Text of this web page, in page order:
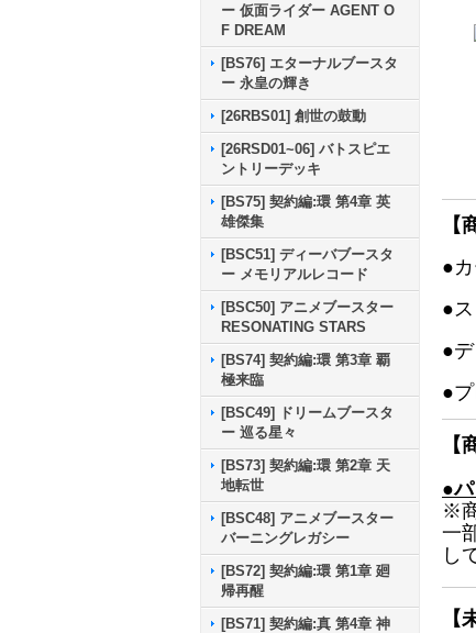
ー 仮面ライダー AGENT O
F DREAM
[BS76] エターナルブースタ
ー 永皇の輝き
[26RBS01] 創世の鼓動
[26RSD01~06] バトスピエ
ントリーデッキ
[BS75] 契約編:環 第4章 英
雄傑集
[BSC51] ディーバブースタ
ー メモリアルレコード
[BSC50] アニメブースター
RESONATING STARS
[BS74] 契約編:環 第3章 覇
極来臨
[BSC49] ドリームブースタ
ー 巡る星々
[BS73] 契約編:環 第2章 天
地転世
[BSC48] アニメブースター
バーニングレガシー
[BS72] 契約編:環 第1章 廻
帰再醒
[BS71] 契約編:真 第4章 神
【
●
●
●
●
【
●
※
一
し
【